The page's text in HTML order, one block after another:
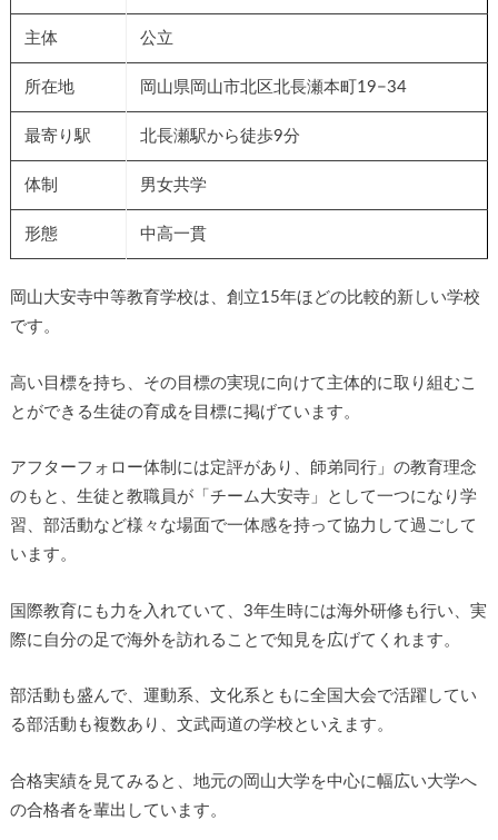
主体 公立
所在地 岡山県岡山市北区北長瀬本町19−34
最寄り駅 北長瀬駅から徒歩9分
体制 男女共学
形態 中高一貫
岡山大安寺中等教育学校は、創立15年ほどの比較的新しい学校
です。
高い目標を持ち、その目標の実現に向けて主体的に取り組むこ
とができる生徒の育成を目標に掲げています。
アフターフォロー体制には定評があり、師弟同行」の教育理念
のもと、生徒と教職員が「チーム大安寺」として一つになり学
習、部活動など様々な場面で一体感を持って協力して過ごして
います。
国際教育にも力を入れていて、3年生時には海外研修も行い、実
際に自分の足で海外を訪れることで知見を広げてくれます。
部活動も盛んで、運動系、文化系ともに全国大会で活躍してい
る部活動も複数あり、文武両道の学校といえます。
合格実績を見てみると、地元の岡山大学を中心に幅広い大学へ
の合格者を輩出しています。